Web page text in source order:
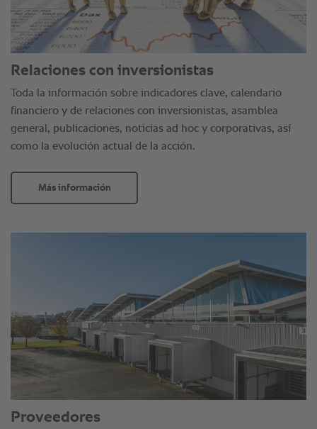
Relaciones con inversionistas
Toda la información sobre indicadores clave, calendario
financiero y de relaciones con inversionistas, asamblea
general, publicaciones, noticias ad hoc y corporativas, así
como la evolución actual de la acción.
Más información
Proveedores